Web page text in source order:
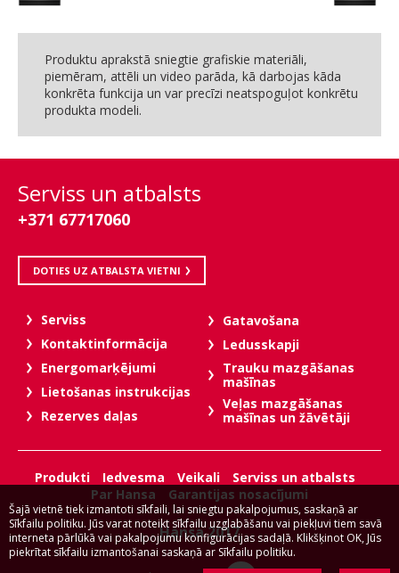
Produktu aprakstā sniegtie grafiskie materiāli,
piemēram, attēli un video parāda, kā darbojas kāda
konkrēta funkcija un var precīzi neatspoguļot konkrētu
produkta modeli.
Serviss un atbalsts
+371 67717060
DOTIES UZ ATBALSTA VIETNI
Serviss
Kontaktinformācija
Energomarķējumi
Lietošanas instrukcijas
Rezerves daļas
Gatavošana
Ledusskapji
Trauku mazgāšanas
mašīnas
Veļas mazgāšanas
mašīnas un žāvētāji
Produkti Iedvesma Veikali
Serviss un atbalsts
Par Hansa
Garantijas nosacījumi
Hansa 2017
Šajā vietnē tiek izmantoti sīkfaili, lai sniegtu pakalpojumus, saskaņā ar
Sīkfailu politiku. Jūs varat noteikt sīkfailu uzglabāšanu vai piekļuvi tiem savā
interneta pārlūkā vai pakalpojumu konfigurācijas sadaļā. Klikšķinot OK, Jūs
piekrītat sīkfailu izmantošanai saskaņā ar Sīkfailu politiku.